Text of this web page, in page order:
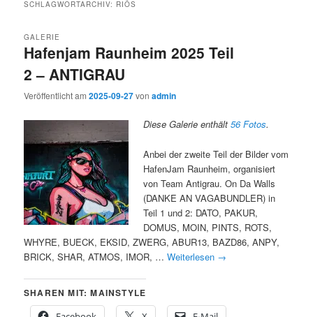
SCHLAGWORTARCHIV: RIÖS
Hafenjam Raunheim 2025 Teil
2 – ANTIGRAU
GALERIE
Veröffentlicht am2025-09-27vonadmin
Diese Galerie enthält56 Fotos.
Anbei der zweite Teil der Bilder vom
HafenJam Raunheim, organisiert
von Team Antigrau. On Da Walls
(DANKE AN VAGABUNDLER) in
Teil 1 und 2: DATO, PAKUR,
DOMUS, MOIN, PINTS, ROTS,
WHYRE, BUECK, EKSID, ZWERG, ABUR13, BAZD86, ANPY,
BRICK, SHAR, ATMOS, IMOR, …Weiterlesen →
SHAREN MIT: MAINSTYLE